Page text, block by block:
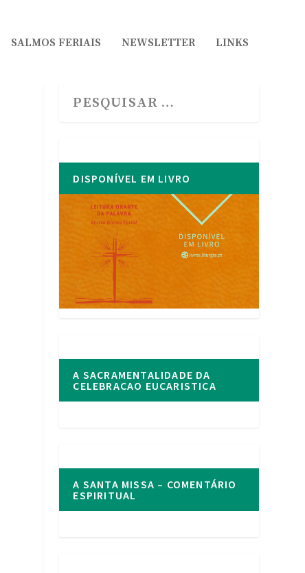
SALMOS FERIAIS NEWSLETTER LINKS
DISPONÍVEL EM LIVRO
A SACRAMENTALIDADE DA
CELEBRACAO EUCARISTICA
A SANTA MISSA – COMENTÁRIO
ESPIRITUAL